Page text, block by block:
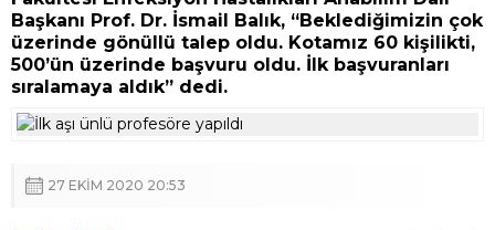
27 EKIM 2020 20:53
Salgına karşı geliştirilen aşının faz 1 ve faz 2